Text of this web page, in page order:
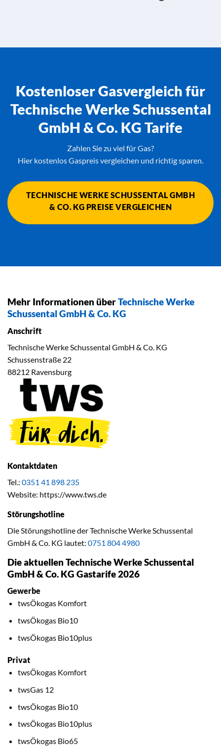
Kostenloser Gasvergleich für
Technische Werke Schussental
GmbH & Co. KG Tarife
Zahlen Sie zu viel für Gas?
Hier kostenlos Gaspreis vergleichen und richtig sparen.
TECHNISCHE WERKE SCHUSSENTAL GMBH
& CO. KG PREISE VERGLEICHEN
Mehr Informationen überTechnische Werke
Schussental GmbH & Co. KG
Anschrift
Technische Werke Schussental GmbH & Co. KG
Schussenstraße 22
88212 Ravensburg
Kontaktdaten
Tel.: 0351 41 898 235
Website: https://www.tws.de
Störungshotline
Die Störungshotline der Technische Werke Schussental
GmbH & Co. KG lautet: 0751 804 4980
Die aktuellen Technische Werke Schussental
GmbH & Co. KG Gastarife 2026
Gewerbe
twsÖkogas Komfort
twsÖkogas Bio10
twsÖkogas Bio10plus
Privat
twsÖkogas Komfort
twsGas 12
twsÖkogas Bio10
twsÖkogas Bio10plus
twsÖkogas Bio65